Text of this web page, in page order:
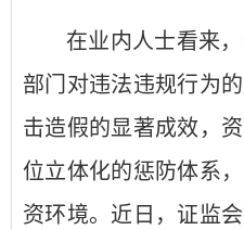
在业内人士看来
部门对违法违规行为
击造假的显著成效，
位立体化的惩防体系
资环境。近日，证监